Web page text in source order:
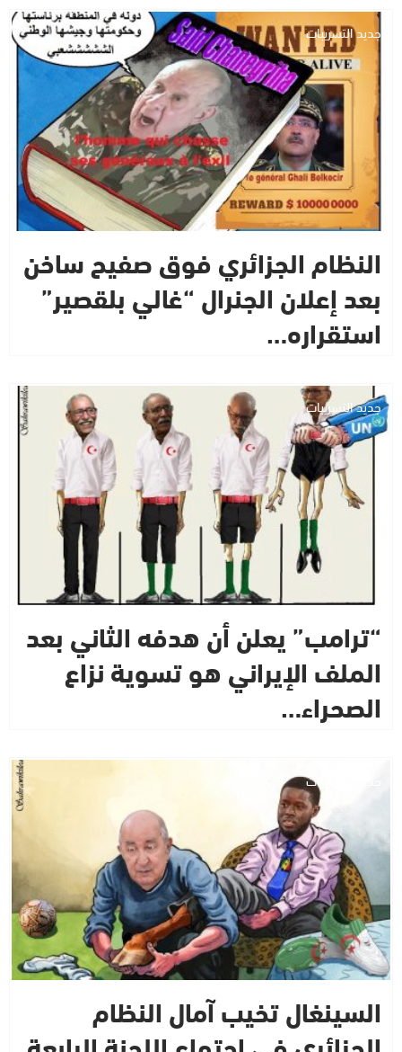
جديد التسريبات
النظام الجزائري فوق صفيح ساخن
بعد إعلان الجنرال “غالي بلقصير”
استقراره…
جديد التسريبات
“ترامب” يعلن أن هدفه الثاني بعد
الملف الإيراني هو تسوية نزاع
الصحراء…
جديد التسريبات
السينغال تخيب آمال النظام